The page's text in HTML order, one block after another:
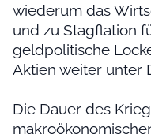
wiederum das
und zu Stagflation
geldpolitische
Aktien weiter unter
Die Dauer des